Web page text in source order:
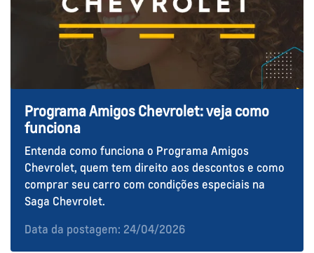
Programa Amigos Chevrolet: veja como
funciona
Entenda como funciona o Programa Amigos
Chevrolet, quem tem direito aos descontos e como
comprar seu carro com condições especiais na
Saga Chevrolet.
Data da postagem: 24/04/2026